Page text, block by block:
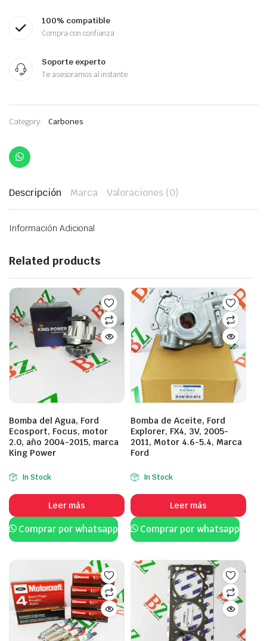
100% compatible
Compra con confianza
Soporte experto
Te asesoramos al instante
Category: Carbones
Descripción Marca Valoraciones (0)
Información Adicional
Related products
Bomba del Agua, Ford
Ecosport, Focus, motor
2.0, año 2004-2015, marca
King Power
In Stock
Leer más
Comprar por whatsapp
Bomba de Aceite, Ford
Explorer, FX4, 3V, 2005-
2011, Motor 4.6-5.4, Marca
Ford
In Stock
Leer más
Comprar por whatsapp